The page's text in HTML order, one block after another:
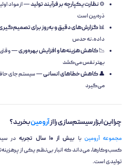
⚙️نظارت یکپارچه بر فرآیند تولید— از مواد
ذره‌بین است
📊گزارش‌های دقیق و به‌روز برای
داده، نه حدس
📉کاهش هزینه‌ها و افزایش بهره‌وری— وقتی
بهتر نفس می‌کشد
👤کاهش خطاهای انسانی— سیستم جای
می‌گیرد
چرا این ابزار سیستم‌سازی را ازآرومینبخرید؟
مجموعه آرومینبا بیش از ۱۰ سال تجربه در
کسب‌وکارها، می‌داند که انبار بی‌نظم یکی از
تولیدی است.